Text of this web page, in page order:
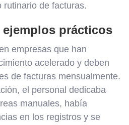
rutinario de facturas.
ejemplos prácticos
empresas que han
acelerado y deben
de facturas mensualmente.
el personal dedicaba
manuales, había
en los registros y se